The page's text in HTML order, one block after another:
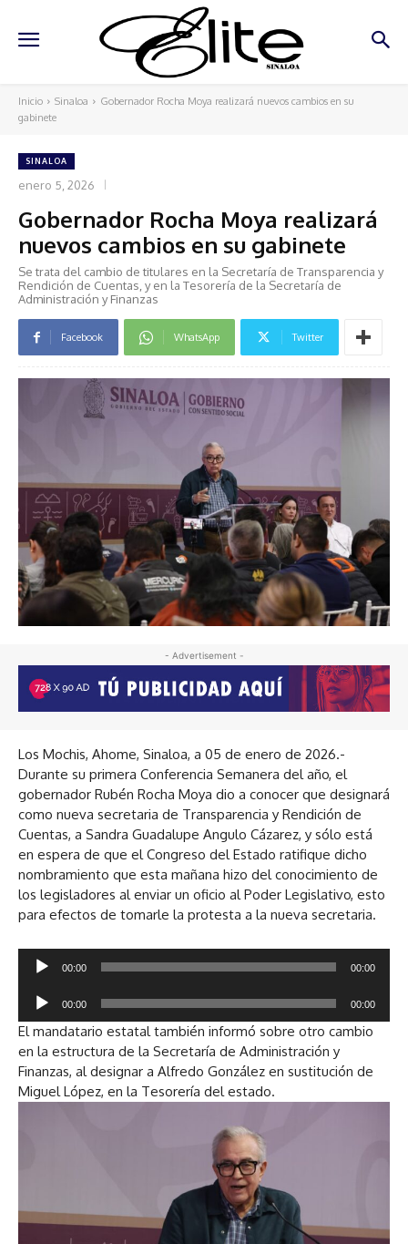
Inicio Sinaloa
Gobernador Rocha Moya realizará nuevos cambios en su
gabinete
SINALOA
enero 5, 2026
Gobernador Rocha Moya realizará
nuevos cambios en su gabinete
Se trata del cambio de titulares en la Secretaría de Transparencia y
Rendición de Cuentas, y en la Tesorería de la Secretaría de
Administración y Finanzas
Facebook WhatsApp Twitter
- Advertisement -
Los Mochis, Ahome, Sinaloa, a 05 de enero de 2026.-
Durante su primera Conferencia Semanera del año, el
gobernador Rubén Rocha Moya dio a conocer que designará
como nueva secretaria de Transparencia y Rendición de
Cuentas, a Sandra Guadalupe Angulo Cázarez, y sólo está
en espera de que el Congreso del Estado ratifique dicho
nombramiento que esta mañana hizo del conocimiento de
los legisladores al enviar un oficio al Poder Legislativo, esto
para efectos de tomarle la protesta a la nueva secretaria.
o
d
u
c
00:00 00:00
p
r
o
d
d
00:00 00:00
El mandatario estatal también informó sobre otro cambio
en la estructura de la Secretaría de Administración y
Finanzas, al designar a Alfredo González en sustitución de
Miguel López, en la Tesorería del estado.